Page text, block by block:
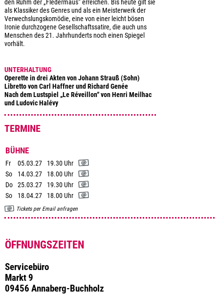
den Ruhm der „Fledermaus“ erreichen. Bis heute gilt sie
als Klassiker des Genres und als ein Meisterwerk der
Verwechslungskomödie, eine von einer leicht bösen
Ironie durchzogene Gesellschaftssatire, die auch uns
Menschen des 21. Jahrhunderts noch einen Spiegel
vorhält.
UNTERHALTUNG
Operette in drei Akten von Johann Strauß (Sohn)
Libretto von Carl Haffner und Richard Genée
Nach dem Lustspiel „Le Réveillon“ von Henri Meilhac
und Ludovic Halévy
TERMINE
BÜHNE
Fr 05.03.27
19.30 Uhr
So
14.03.27
18.00 Uhr
Do 25.03.27
19.30 Uhr
So
18.04.27 18.00 Uhr
Tickets per Email anfragen
ÖFFNUNGSZEITEN
Servicebüro
Markt 9
09456 Annaberg-Buchholz